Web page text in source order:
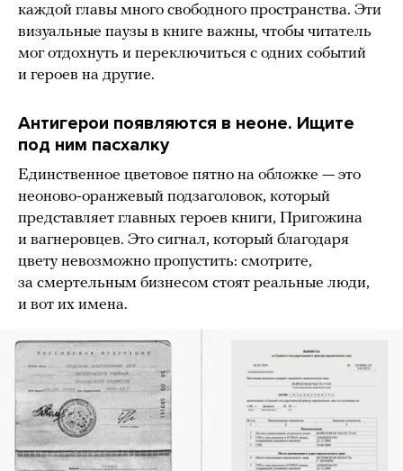
каждой главы много свободного пространства. Эти
визуальные паузы в книге важны, чтобы читатель
мог отдохнуть и переключиться с одних событий
и героев на другие.
Антигерои появляются в неоне. Ищите
под ним пасхалку
Единственное цветовое пятно на обложке — это
неоново-оранжевый подзаголовок, который
представляет главных героев книги, Пригожина
и вагнеровцев. Это сигнал, который благодаря
цвету невозможно пропустить: смотрите,
за смертельным бизнесом стоят реальные люди,
и вот их имена.